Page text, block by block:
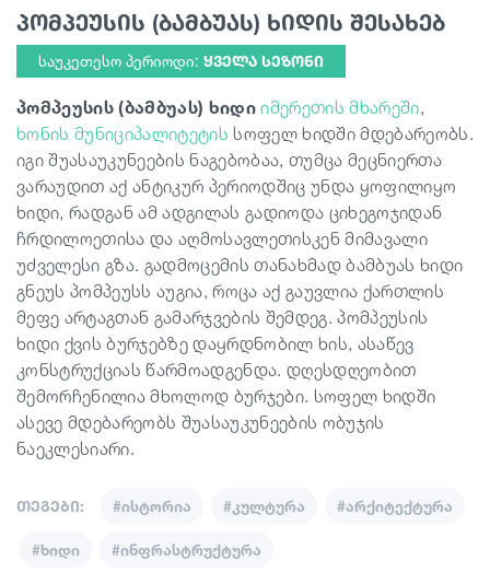
სტატიები
ივენთები
დაგეგმე მოგზაურობა
საქართველო
პომპეუსის (ბამბუას) ხიდის შესახებ
საუკეთესო პერიოდი: ᲧᲕᲔᲚᲐ ᲡᲔᲖᲝᲜᲘ
პომპეუსის (ბამბუას) ხიდი იმერეთის მხარეში,
ხონის მუნიციპალიტეტის სოფელ ხიდში მდებარეობს.
იგი შუასაუკუნეების ნაგებობაა, თუმცა მეცნიერთა
ვარაუდით აქ ანტიკურ პერიოდშიც უნდა ყოფილიყო
ხიდი, რადგან ამ ადგილას გადიოდა ციხეგოჯიდან
ჩრდილოეთისა და აღმოსავლეთისკენ მიმავალი
უძველესი გზა. გადმოცემის თანახმად ბამბუას ხიდი
გნეუს პომპეუსს აუგია, როცა აქ გაუვლია ქართლის
მეფე არტაგთან გამარჯვების შემდეგ. პომპეუსის
ხიდი ქვის ბურჯებზე დაყრდნობილ ხის, ასაწევ
კონსტრუქციას წარმოადგენდა. დღესდღეობით
შემორჩენილია მხოლოდ ბურჯები. სოფელ ხიდში
ასევე მდებარეობს შუასაუკუნეების ობუჯის
ნაეკლესიარი.
თეგები: #ისტორია #კულტურა #არქიტექტურა
#ხიდი #ინფრასტრუქტურა